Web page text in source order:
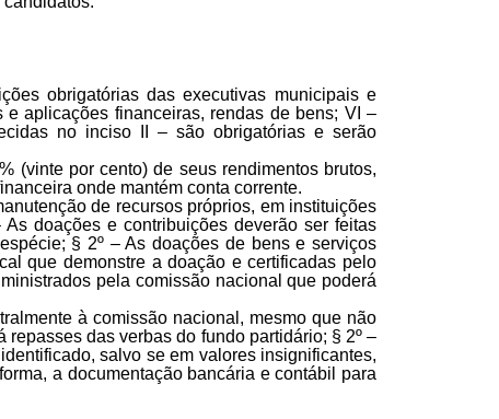
obrigatórias das executivas municipais e
aplicações financeiras, rendas de bens; VI –
no inciso II – são obrigatórias e serão
(vinte por cento) de seus rendimentos brutos,
onde mantém conta corrente.
de recursos próprios, em instituições
doações e contribuições deverão ser feitas
§ 2º – As doações de bens e serviços
que demonstre a doação e certificadas pelo
pela comissão nacional que poderá
à comissão nacional, mesmo que não
das verbas do fundo partidário; § 2º –
salvo se em valores insignificantes,
a documentação bancária e contábil para